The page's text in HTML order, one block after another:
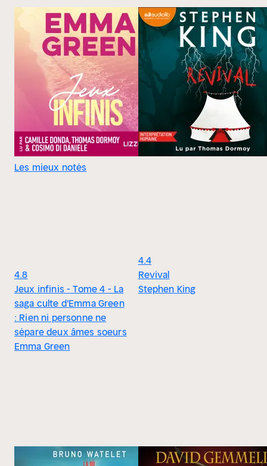
Les mieux notés
4.8
Jeux infinis - Tome 4 - La
saga culte d'Emma Green
: Rien ni personne ne
sépare deux âmes soeurs
Emma Green
4.4
Revival
Stephen King